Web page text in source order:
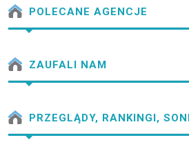
POLECANE AGENCJE
ZAUFALI NAM
PRZEGLĄDY, RANKINGI,